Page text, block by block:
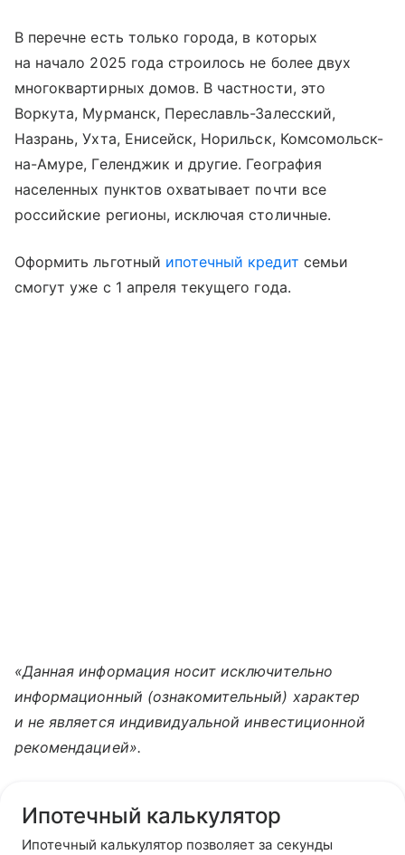
В перечне есть только города, в которых
на начало 2025 года строилось не более двух
многоквартирных домов. В частности, это
Воркута, Мурманск, Переславль-Залесский,
Назрань, Ухта, Енисейск, Норильск, Комсомольск-
на-Амуре, Геленджик и другие. География
населенных пунктов охватывает почти все
российские регионы, исключая столичные.
Оформить льготный ипотечный кредит семьи
смогут уже с 1 апреля текущего года.
«Данная информация носит исключительно
информационный (ознакомительный) характер
и не является индивидуальной инвестиционной
рекомендацией».
Ипотечный калькулятор
Ипотечный калькулятор позволяет за секунды